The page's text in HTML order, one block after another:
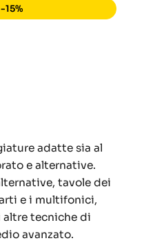
15%
adatte sia al
e alternative.
tavole dei
e i multifonici,
tecniche di
avanzato.